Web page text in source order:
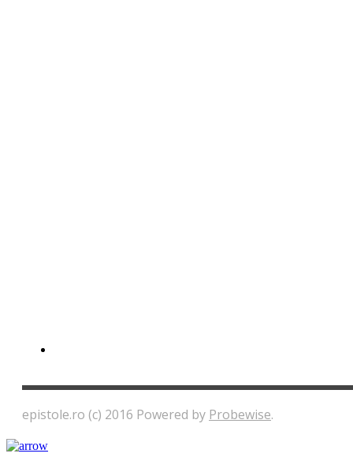
epistole.ro (c) 2016 Powered by Probewise.